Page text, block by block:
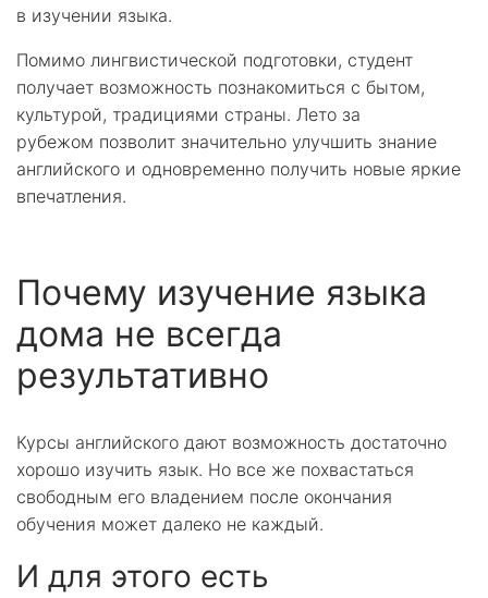
в изучении языка.
Помимо лингвистической подготовки, студент
получает возможность познакомиться с бытом,
культурой, традициями страны. Лето за
рубежом позволит значительно улучшить знание
английского и одновременно получить новые яркие
впечатления.
Почему изучение языка
дома не всегда
результативно
Курсы английского дают возможность достаточно
хорошо изучить язык. Но все же похвастаться
свободным его владением после окончания
обучения может далеко не каждый.
И для этого есть